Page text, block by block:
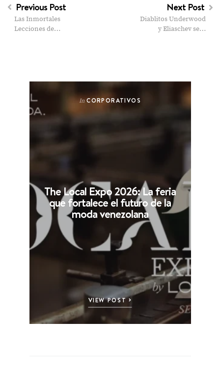
Previous Post
Las Inmortales
Lecciones de…
Next Post
Diablitos Underwood
y Eliaschev se…
In CORPORATIVOS
The Local Expo 2026: La feria
que fortalece el futuro de la
moda venezolana
VIEW POST